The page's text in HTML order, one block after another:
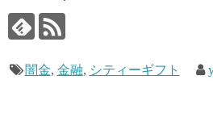
闇金, 金融, シティーギフト